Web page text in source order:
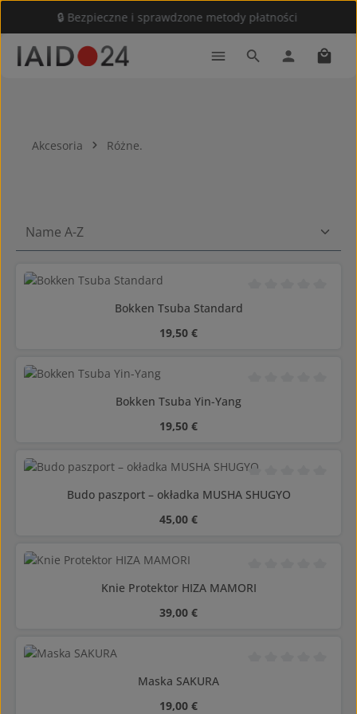
Przejdź do głównej zawartości
🔒 Bezpieczne i sprawdzone metody płatności
Akcesoria Różne.
Bokken Tsuba Standard
Cena regularna:
19,50 €
Bokken Tsuba Yin-Yang
Cena regularna:
19,50 €
Średnia ocena 0 z 5
Budo paszport – okładka MUSHA SHUGYO
Cena regularna:
45,00 €
Średnia ocena 0 z 5
Knie Protektor HIZA MAMORI
Cena regularna:
39,00 €
Maska SAKURA
Cena regularna:
19,00 €